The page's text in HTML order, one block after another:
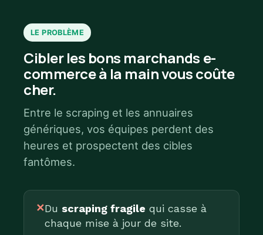
LE PROBLÈME
Cibler les bons marchands e-
commerce à la main vous coûte
cher.
Entre le scraping et les annuaires
génériques, vos équipes perdent des
heures et prospectent des cibles
fantômes.
✕Du scraping fragile qui casse à
chaque mise à jour de site.